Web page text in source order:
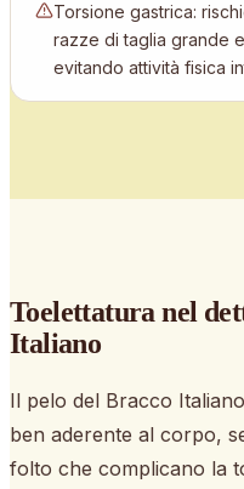
Torsione gastrica:
razze di taglia grande
evitando attività fisica
Toelettatura nel
Italiano
Il pelo del Bracco
ben aderente al corpo,
folto che complicano la